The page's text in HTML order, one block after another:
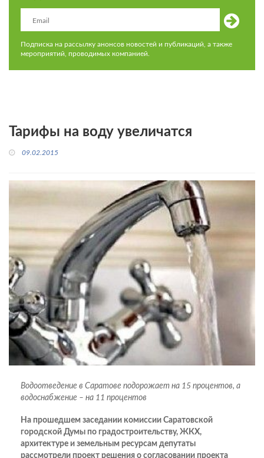
Подписка на рассылку анонсов новостей и публикаций, а также
мероприятий, проводимых компанией.
Тарифы на воду увеличатся
09.02.2015
Водоотведение в Саратове подорожает на 15 процентов, а
водоснабжение – на 11 процентов
На прошедшем заседании комиссии Саратовской
городской Думы по градостроительству, ЖКХ,
архитектуре и земельным ресурсам депутаты
рассмотрели проект решения о согласовании проекта